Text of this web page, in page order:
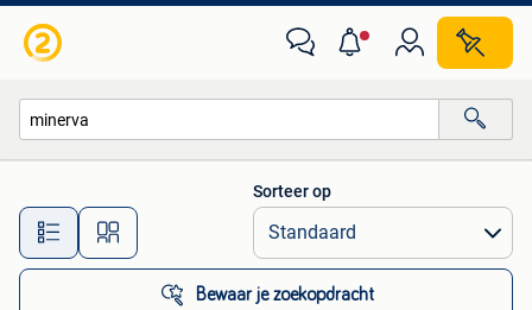
Alle afstanden…
Sorteer op
Bewaar je zoekopdracht